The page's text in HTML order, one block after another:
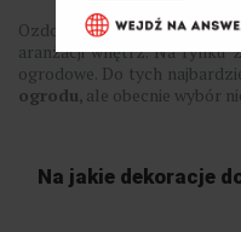
Ozdoby i dekoracje
aranżacji wnętrz. Na rynku
ogrodowe. Do tych
ogrodu, ale obecnie wybór
Na jakie dekoracje